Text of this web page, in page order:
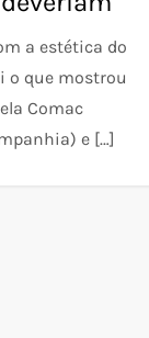
a estética do
o que mostrou
Comac
e […]